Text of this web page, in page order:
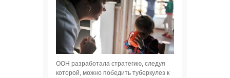
ООН разработала стратегию, следуя
которой, можно победить туберкулез к